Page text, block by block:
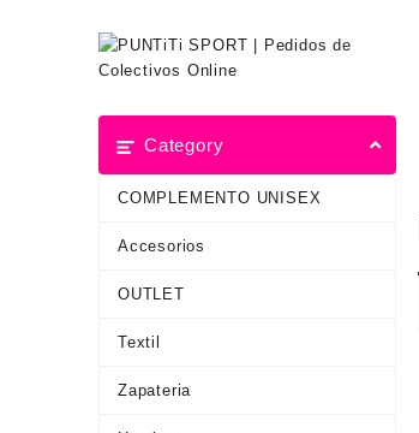
Category
COMPLEMENTO UNISEX
Accesorios
OUTLET
Textil
Zapateria